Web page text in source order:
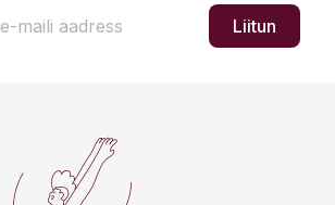
Liitun